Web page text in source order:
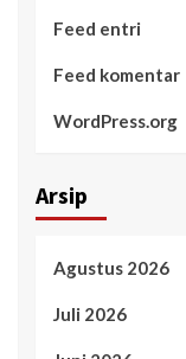
Feed entri
Feed komentar
WordPress.org
Arsip
Agustus 2026
Juli 2026